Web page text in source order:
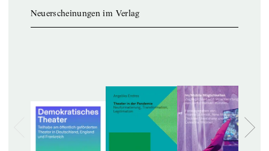
Neuerscheinungen im Verlag